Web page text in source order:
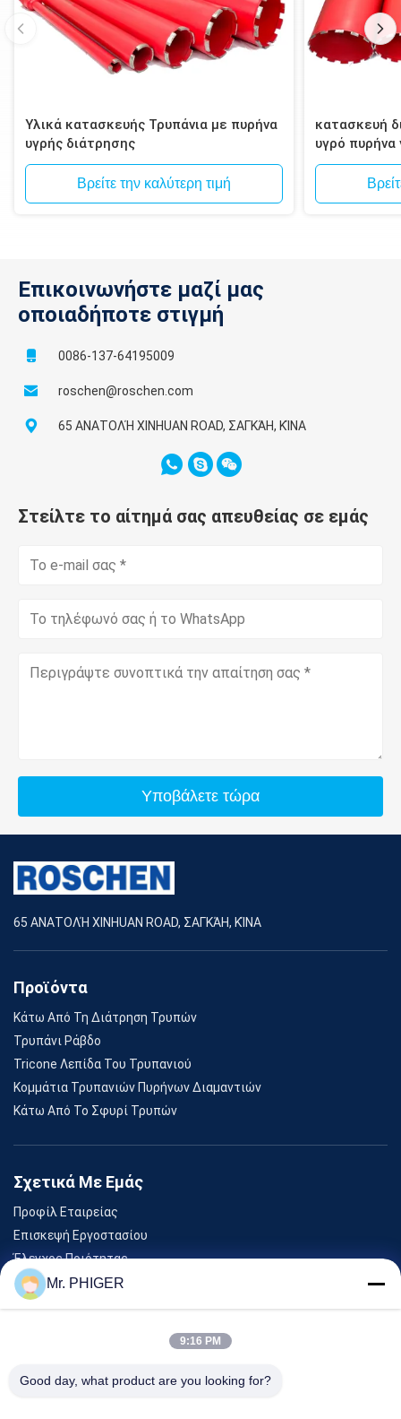
Υλικά κατασκευής Τρυπάνια με πυρήνα
υγρής διάτρησης
Βρείτε την καλύτερη τιμή
κατασκευή
υγρό
τοιχοποιία,
Επικοινωνήστε μαζί μας
οποιαδήποτε στιγμή
0086-137-64195009
roschen@roschen.com
65 ΑΝΑΤΟΛΉ XINHUAN ROAD, ΣΑΓΚΆΗ, ΚΊΝΑ
Στείλτε το αίτημά σας απευθείας σε εμάς
Υποβάλετε τώρα
65 ΑΝΑΤΟΛΉ XINHUAN ROAD, ΣΑΓΚΆΗ, ΚΊΝΑ
Προϊόντα
Κάτω Από Τη Διάτρηση Τρυπών
Τρυπάνι Ράβδο
Tricone Λεπίδα Του Τρυπανιού
Κομμάτια Τρυπανιών Πυρήνων Διαμαντιών
Κάτω Από Το Σφυρί Τρυπών
Σχετικά Με Εμάς
Προφίλ Εταιρείας
Επισκεψή Εργοστασίου
Έλεγχος Ποιότητας
Sitemap
Εκδηλώσεις
Mr. PHIGER
9:16 PM
Good day, what product are you looking for?